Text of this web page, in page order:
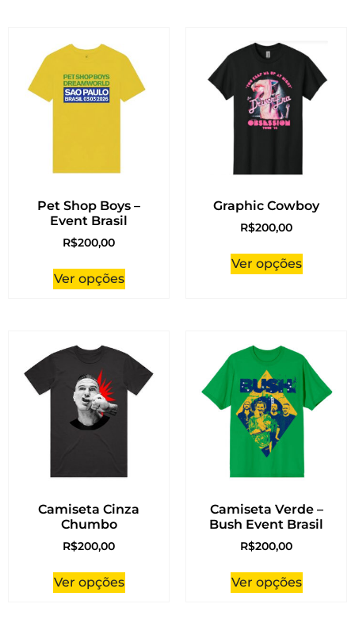
Pet Shop Boys –
Event Brasil
R$200,00
Ver opções
Graphic Cowboy
R$200,00
Ver opções
Camiseta Cinza
Chumbo
R$200,00
Ver opções
Camiseta Verde –
Bush Event Brasil
R$200,00
Ver opções